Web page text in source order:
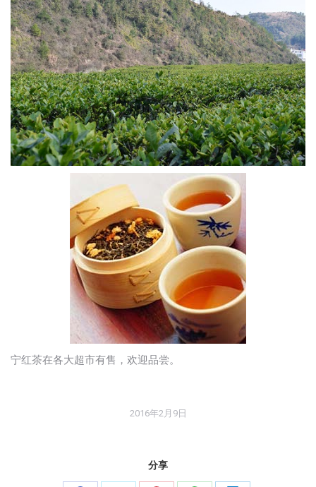
宁红茶在各大超市有售，欢迎品尝。
2016年2月9日
分享